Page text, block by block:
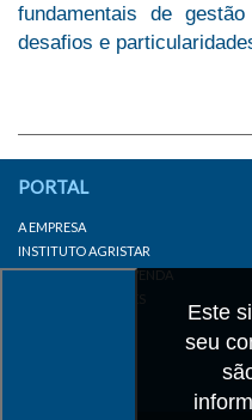
fundamentais de
desafios e
Este
seu
PORTAL
A EMPRESA
INSTITUTO AGRISTAR
DISTRIBUIDOR/REVENDA
LINKS IMPORTANTES